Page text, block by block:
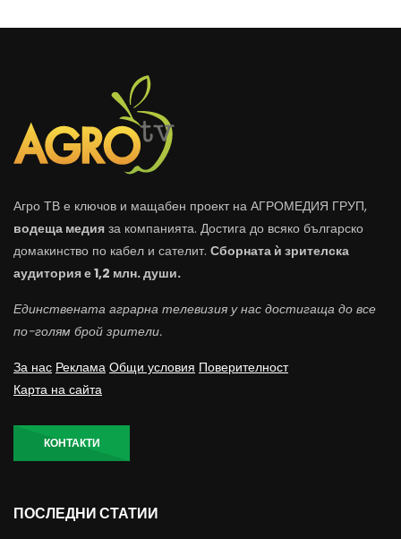
Агро ТВ е ключов и мащабен проект на АГРОМЕДИЯ ГРУП,
водеща медия за компанията. Достига до всяко българско
домакинство по кабел и сателит. Сборната ѝ зрителска
аудитория е 1,2 млн. души.
Единствената аграрна телевизия у нас достигаща до все
по-голям брой зрители.
За нас Реклама Общи условия Поверителност
Карта на сайта
КОНТАКТИ
ПОСЛЕДНИ СТАТИИ